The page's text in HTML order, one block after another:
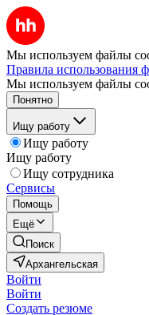
Мы используем файлы
Правила использования
Мы используем файлы
Понятно
Ищу работу
Ищу работу
Ищу работу
Ищу сотрудника
Сервисы
Помощь
Ещё
Поиск
Архангельская
Войти
Войти
Создать резюме